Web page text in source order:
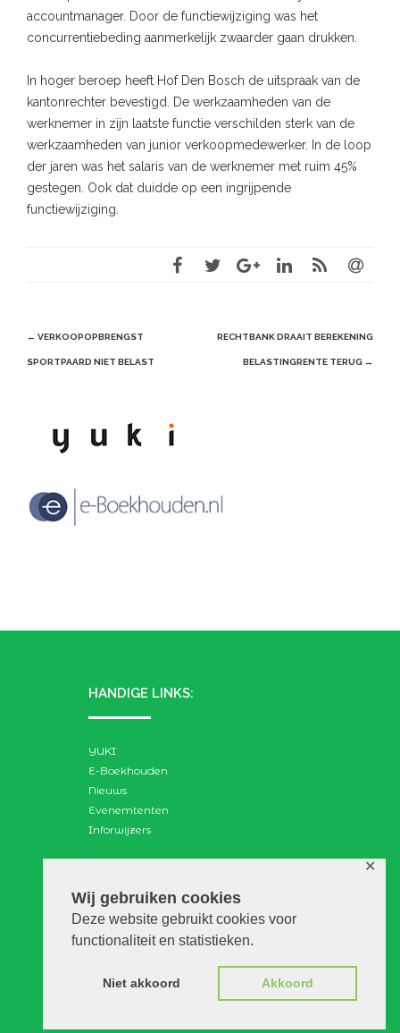
Wij gebruiken cookies
Deze website gebruikt cookies voor
functionaliteit en statistieken.
Niet akkoord Akkoord
✕
accountmanager. Door de functiewijziging was het
concurrentiebeding aanmerkelijk zwaarder gaan drukken.
In hoger beroep heeft Hof Den Bosch de uitspraak van de
kantonrechter bevestigd. De werkzaamheden van de
werknemer in zijn laatste functie verschilden sterk van de
werkzaamheden van junior verkoopmedewerker. In de loop
der jaren was het salaris van de werknemer met ruim 45%
gestegen. Ook dat duidde op een ingrijpende
functiewijziging.
Post
navigation
← VERKOOPOPBRENGST
SPORTPAARD NIET BELAST
RECHTBANK DRAAIT BEREKENING
BELASTINGRENTE TERUG →
HANDIGE LINKS:
YUKI
E-Boekhouden
Nieuws
Evenemtenten
Inforwijzers
Search